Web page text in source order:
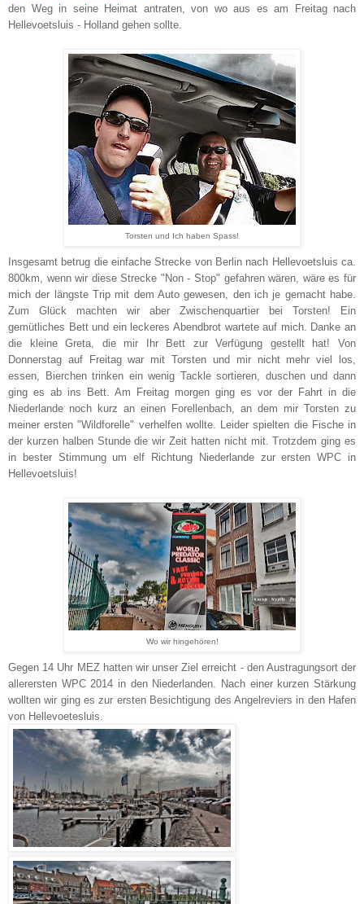
den Weg in seine Heimat antraten, von wo aus es am Freitag nach
Hellevoetsluis - Holland gehen sollte.
Torsten und Ich haben Spass!
Insgesamt betrug die einfache Strecke von Berlin nach Hellevoetsluis ca.
800km, wenn wir diese Strecke "Non - Stop" gefahren wären, wäre es für
mich der längste Trip mit dem Auto gewesen, den ich je gemacht habe.
Zum Glück machten wir aber Zwischenquartier bei Torsten! Ein
gemütliches Bett und ein leckeres Abendbrot wartete auf mich. Danke an
die kleine Greta, die mir Ihr Bett zur Verfügung gestellt hat! Von
Donnerstag auf Freitag war mit Torsten und mir nicht mehr viel los,
essen, Bierchen trinken ein wenig Tackle sortieren, duschen und dann
ging es ab ins Bett. Am Freitag morgen ging es vor der Fahrt in die
Niederlande noch kurz an einen Forellenbach, an dem mir Torsten zu
meiner ersten "Wildforelle" verhelfen wollte. Leider spielten die Fische in
der kurzen halben Stunde die wir Zeit hatten nicht mit. Trotzdem ging es
in bester Stimmung um elf Richtung Niederlande zur ersten WPC in
Hellevoetsluis!
Wo wir hingehören!
Gegen 14 Uhr MEZ hatten wir unser Ziel erreicht - den Austragungsort der
allerersten WPC 2014 in den Niederlanden. Nach einer kurzen Stärkung
wollten wir ging es zur ersten Besichtigung des Angelreviers in den Hafen
von Hellevoetesluis.